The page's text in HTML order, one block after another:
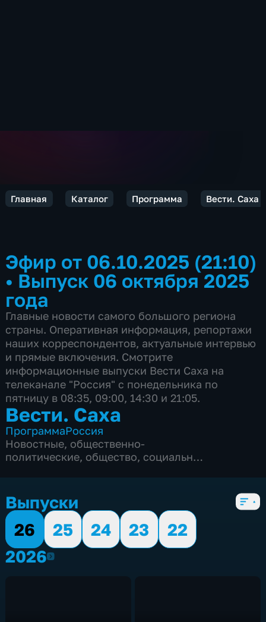
Главная Каталог Программа Вести. Саха
Эфир от 06.10.2025 (21:10)
• Выпуск 06 октября 2025
года
Главные новости самого большого региона
страны. Оперативная информация, репортажи
наших корреспондентов, актуальные интервью
и прямые включения. Смотрите
информационные выпуски Вести Саха на
телеканале "Россия" с понедельника по
пятницу в 08:35, 09:00, 14:30 и 21:05.
Вести. Саха
ПрограммаРоссия
Новостные, общественно-
политические, общество, социально-
Выпуски
26
25 24 23
22
20262026